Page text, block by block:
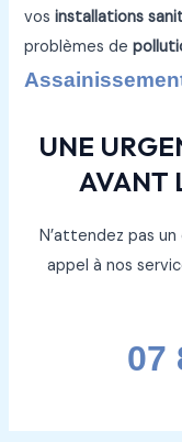
vosinstallations
problèmes de
UNE
AVANT
N’attendez pas
appel à nos
07